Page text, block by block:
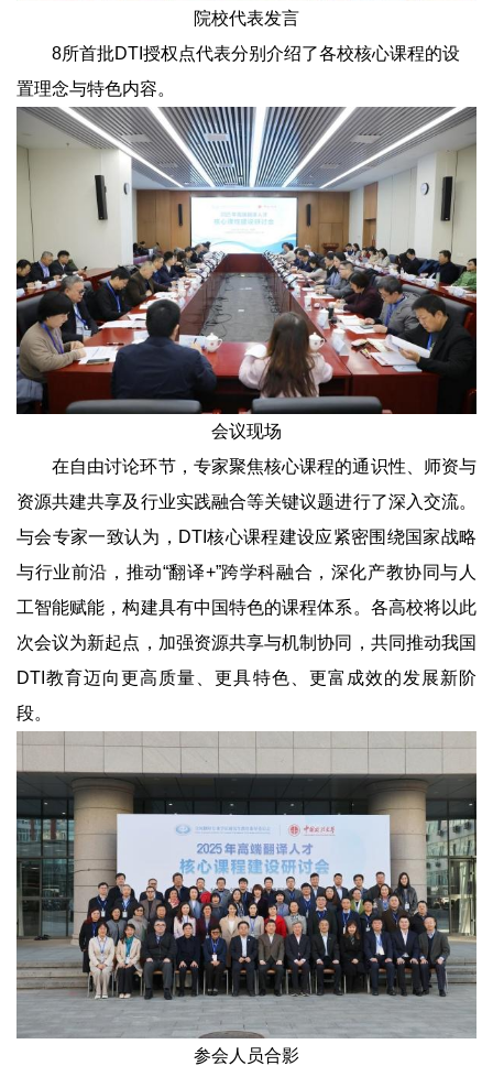
院校代表发言
8所首批DTI授权点代表分别介绍了各校核心课程的设
置理念与特色内容。
会议现场
在自由讨论环节，专家聚焦核心课程的通识性、师资与
资源共建共享及行业实践融合等关键议题进行了深入交流。
与会专家一致认为，DTI核心课程建设应紧密围绕国家战略
与行业前沿，推动“翻译+”跨学科融合，深化产教协同与人
工智能赋能，构建具有中国特色的课程体系。各高校将以此
次会议为新起点，加强资源共享与机制协同，共同推动我国
DTI教育迈向更高质量、更具特色、更富成效的发展新阶
段。
参会人员合影